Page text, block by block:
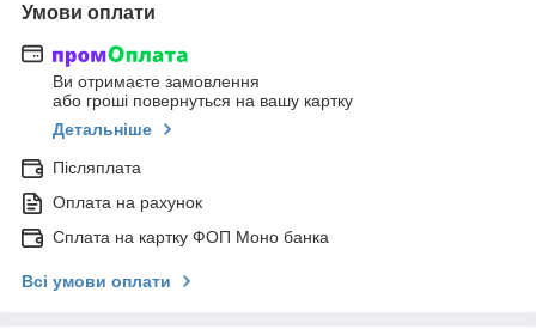
Умови оплати
Ви отримаєте замовлення
або гроші повернуться на вашу картку
Детальніше
Післяплата
Оплата на рахунок
Сплата на картку ФОП Моно банка
Всі умови оплати